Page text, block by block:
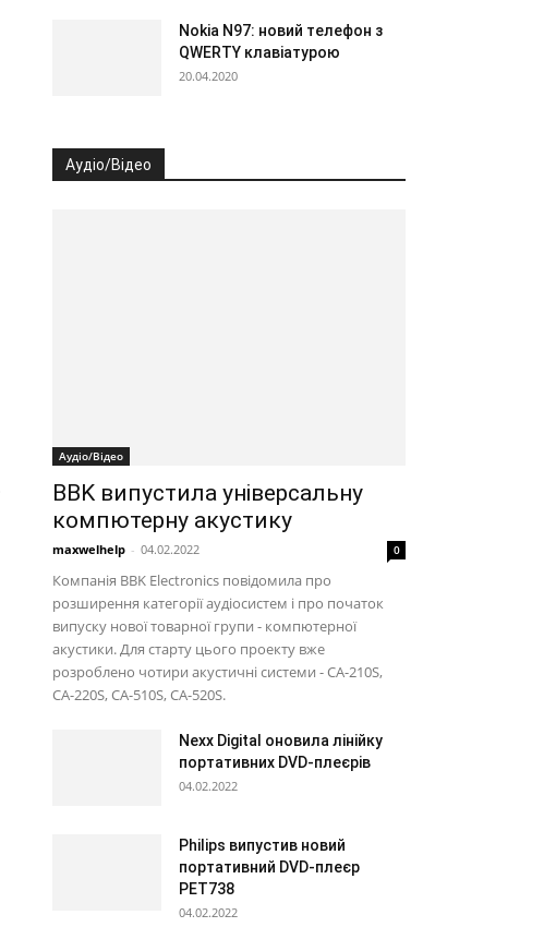
Nokia N97: новий телефон з
QWERTY клавіатурою
20.04.2020
Аудіо/Відео
Аудіо/Відео
BBK випустила універсальну
компютерну акустику
maxwelhelp - 04.02.2022 0
Компанія BBK Electronics повідомила про
розширення категорії аудіосистем і про початок
випуску нової товарної групи - компютерної
акустики. Для старту цього проекту вже
розроблено чотири акустичні системи - CA-210S,
CA-220S, CA-510S, CA-520S.
Nexx Digital оновила лінійку
портативних DVD-плеєрів
04.02.2022
Philips випустив новий
портативний DVD-плеєр
PET738
04.02.2022